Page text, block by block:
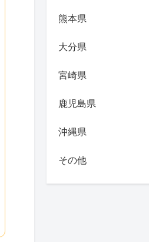
熊本県
大分県
宮崎県
鹿児島県
沖縄県
その他